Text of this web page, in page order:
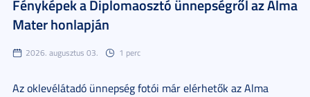
Fényképek a Diplomaosztó ünnepségről az Alma
Mater honlapján
2026. augusztus 03. 1 perc
Az oklevélátadó ünnepség fotói már elérhetők az Alma